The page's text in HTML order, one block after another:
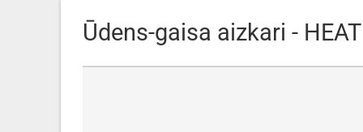
Ūdens-gaisa aizkari -